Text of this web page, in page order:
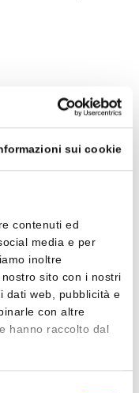
sui cookie
contenuti ed
media e per
inoltre
sito con i nostri
dati web, pubblicità e
con altre
hanno raccolto dal
dei
preposto
stesso